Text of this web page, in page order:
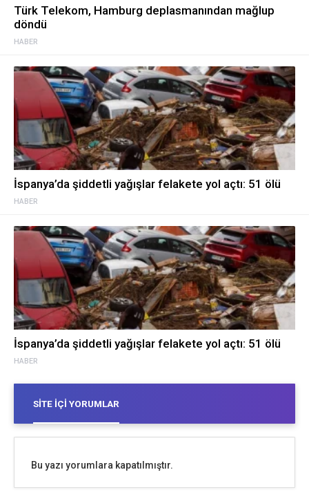
HABER
Türk Telekom, Hamburg deplasmanından mağlup
döndü
HABER
İspanya’da şiddetli yağışlar felakete yol açtı: 51 ölü
HABER
İspanya’da şiddetli yağışlar felakete yol açtı: 51 ölü
SITE İÇI YORUMLAR
Bu yazı yorumlara kapatılmıştır.